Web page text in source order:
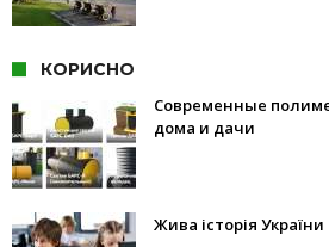
КОРИСНО
Современные
дома и дачи
Жива історія